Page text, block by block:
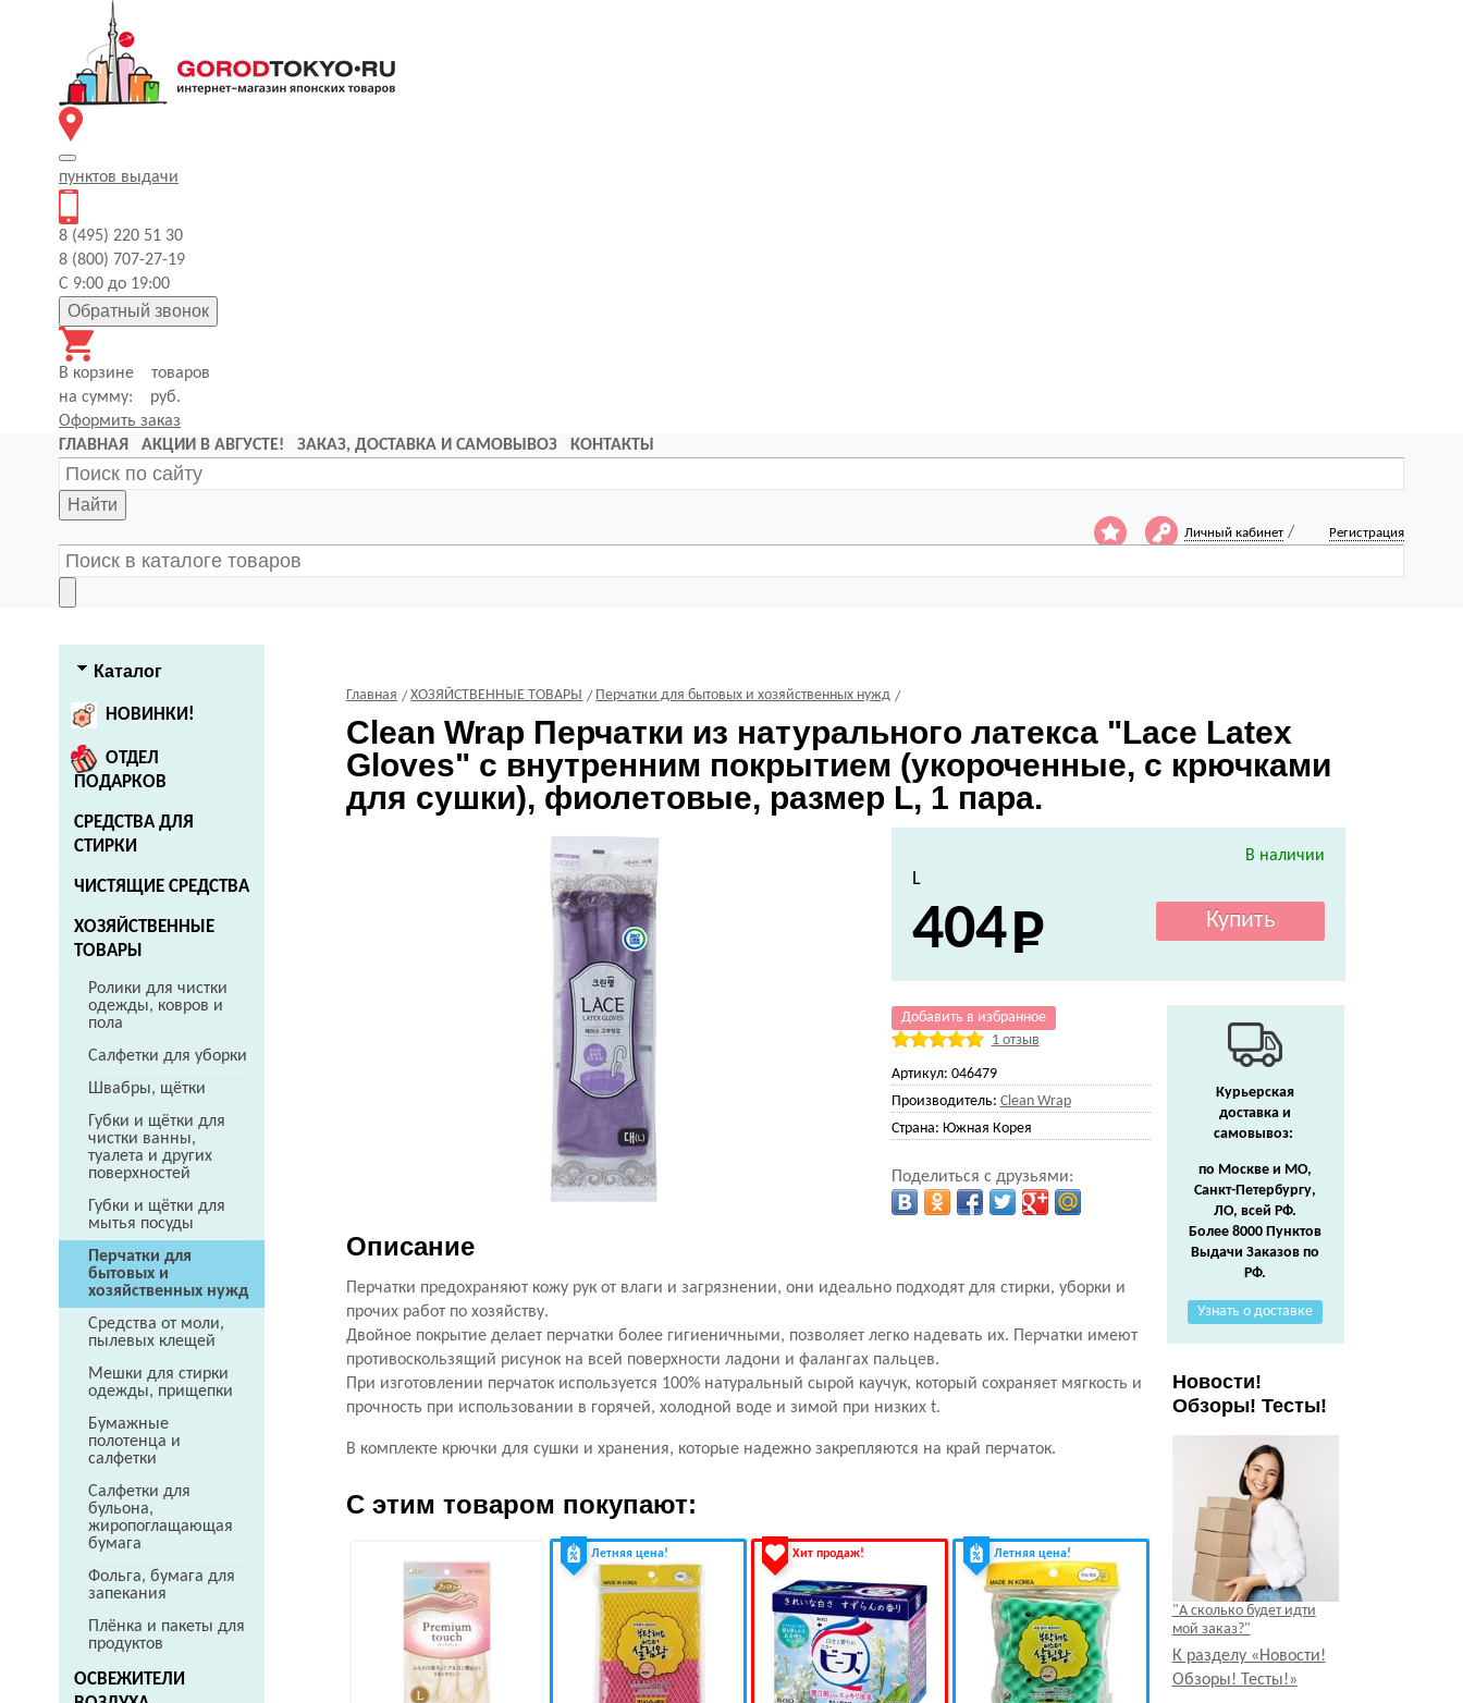
пунктов выдачи
8 (495) 220 51 30
8 (800) 707-27-19
С 9:00 до 19:00
Обратный звонок
В корзине
товаров
на сумму:
руб.
Оформить заказ
ГЛАВНАЯ
АКЦИИ В АВГУСТЕ! ЗАКАЗ, ДОСТАВКА И САМОВЫВОЗ КОНТАКТЫ
Найти
Личный кабинет / Регистрация
Каталог
НОВИНКИ!
ОТДЕЛ
ПОДАРКОВ
СРЕДСТВА ДЛЯ
СТИРКИ
ЧИСТЯЩИЕ СРЕДСТВА
ХОЗЯЙСТВЕННЫЕ
ТОВАРЫ
Ролики для чистки
одежды, ковров и
пола
Салфетки для уборки
Швабры, щётки
Губки и щётки для
чистки ванны,
туалета и других
поверхностей
Губки и щётки для
мытья посуды
Перчатки для
бытовых и
хозяйственных нужд
Средства от моли,
пылевых клещей
Мешки для стирки
одежды, прищепки
Бумажные
полотенца и
салфетки
Салфетки для
бульона,
жиропоглащающая
бумага
Фольга, бумага для
запекания
Плёнка и пакеты для
продуктов
ОСВЕЖИТЕЛИ
Главная ХОЗЯЙСТВЕННЫЕ ТОВАРЫ Перчатки для бытовых и хозяйственных нужд
Clean Wrap Перчатки из натурального латекса "Lace Latex
Gloves" с внутренним покрытием (укороченные, с крючками
для сушки), фиолетовые, размер L, 1 пара.
В наличии
L
404
Добавить в избранное
1 отзыв
Артикул: 046479
Производитель: Clean Wrap
Страна: Южная Корея
Поделиться с друзьями:
Описание
Перчатки предохраняют кожу рук от влаги и загрязнении, они идеально подходят для стирки, уборки и
прочих работ по хозяйству.
Двойное покрытие делает перчатки более гигиеничными, позволяет легко надевать их. Перчатки имеют
противоскользящий рисунок на всей поверхности ладони и фалангах пальцев.
При изготовлении перчаток используется 100% натуральный сырой каучук, который сохраняет мягкость и
прочность при использовании в горячей, холодной воде и зимой при низких t.
В комплекте крючки для сушки и хранения, которые надежно закрепляются на край перчаток.
С этим товаром покупают:
Летняя цена! Хит продаж! Летняя цена! Хит продаж!
Курьерская
доставка и
самовывоз:
по Москве и МО,
Санкт-Петербургу,
ЛО, всей РФ.
Более 8000 Пунктов
Выдачи Заказов по
РФ.
Узнать о доставке
Новости!
Обзоры! Тесты!
"А сколько будет идти
мой заказ?"
К разделу «Новости!
Обзоры! Тесты!»